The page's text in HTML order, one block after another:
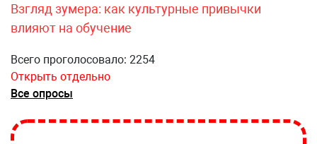
Взгляд зумера: как культурные привычки
влияют на обучение
Всего проголосовало: 2254
Открыть отдельно
Все опросы